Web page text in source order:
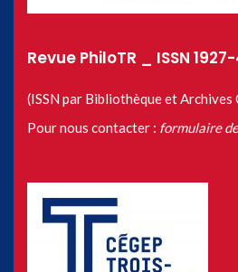
Revue PhiloTR _ ISSN 1927-
(ISSN par Bibliothèque et Archives
Pour nous contacter : formulaire